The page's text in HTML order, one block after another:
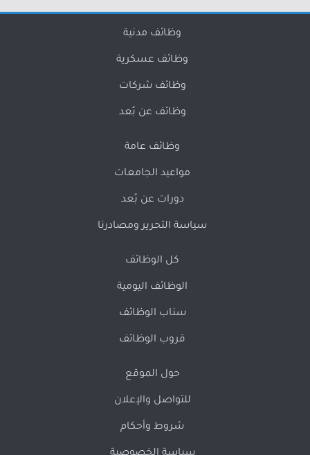
وظائف مدنية
وظائف عسكرية
وظائف شركات
وظائف عن بُعد
وظائف عامة
مواعيد الجامعات
دورات عن بُعد
سياسة التحرير ومصادرنا
كل الوظائف
الوظائف اليومية
سناب الوظائف
قروب الوظائف
حول الموقع
للتواصل والإعلان
شروط وأحكام